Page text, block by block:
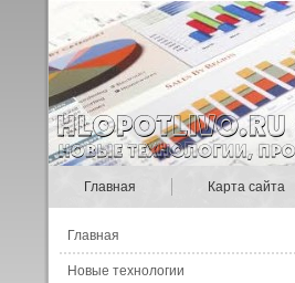
Главная Карта сайта
Главная
Новые технологии